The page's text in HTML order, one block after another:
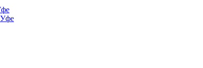
Уфе